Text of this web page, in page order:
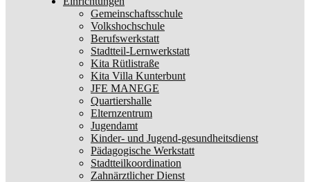
Gemeinschaftsschule
Volkshochschule
Berufswerkstatt
Stadtteil-Lernwerkstatt
Kita Rütlistraße
Kita Villa Kunterbunt
JFE MANEGE
Quartiershalle
Elternzentrum
Jugendamt
Kinder- und Jugend-gesundheitsdienst
Pädagogische Werkstatt
Stadtteilkoordination
Zahnärztlicher Dienst